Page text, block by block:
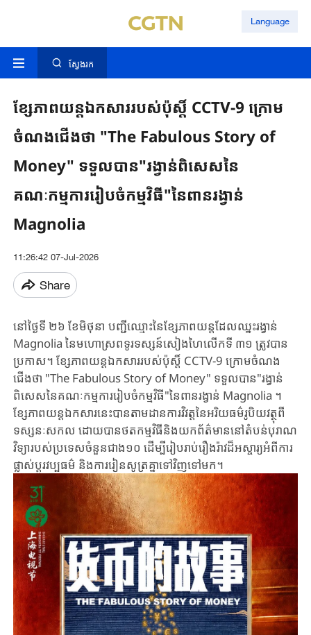
Language
ស្វែងរក
ខ្សែភាពយន្តឯកសាររបស់ប៉ុស្តិ៍ CCTV-9 ក្រោម
ចំណងជើងថា "The Fabulous Story of
Money" ទទួលបាន"រង្វាន់ពិសេសនៃ
គណៈកម្មការរៀបចំកម្មវិធី"នៃពានរង្វាន់
Magnolia
11:26:42 07-Jul-2026
Share
នៅថ្ងៃទី ២៦ ខែមិថុនា បញ្ជីឈ្មោះនៃខ្សែភាពយន្តដែលឈ្នះរង្វាន់
Magnolia នៃមហោស្រពទូរទស្សន៍សៀងហៃលើកទី ៣១ ត្រូវបាន
ប្រកាស។ ខ្សែភាពយន្តឯកសាររបស់ប៉ុស្តិ៍ CCTV-9 ក្រោមចំណង
ជើងថា "The Fabulous Story of Money" ទទួលបាន"រង្វាន់
ពិសេសនៃគណៈកម្មការរៀបចំកម្មវិធី"នៃពានរង្វាន់ Magnolia ។
ខ្សែភាពយន្តឯកសារនេះបានតាមដានការវិវត្តនៃអរិយធម៌រូបិយវត្ថុពី
ទស្សនៈសកល ដោយបានថតកម្មវិធីនិងយកព័ត៌មាននៅតំបន់បុរាណ
វិទ្យារបស់ប្រទេសចំនួនជាង១០ ដើម្បីរៀបរាប់រឿងរ៉ាវដ៏អស្ចារ្យអំពីការ
ផ្លាស់ប្តូរវប្បធម៌ និងការរៀនសូត្រគ្នាទៅវិញទៅមក។